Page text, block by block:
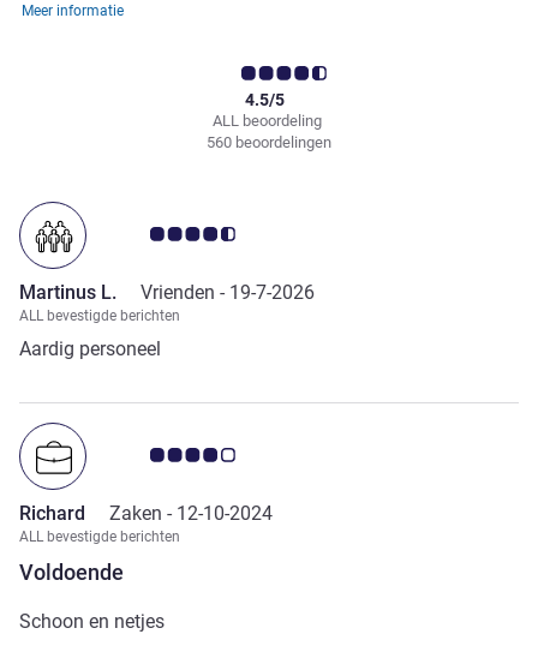
Meer informatie
ALL beoordeling
4.5/5
560 beoordelingen
Avis-klantbeoordeling 4.5/5
Martinus L. Vrienden - 19-7-2026
ALL bevestigde berichten
Aardig personeel
Voldoende
Avis-klantbeoordeling 4.0/5
Richard Zaken - 12-10-2024
ALL bevestigde berichten
Schoon en netjes